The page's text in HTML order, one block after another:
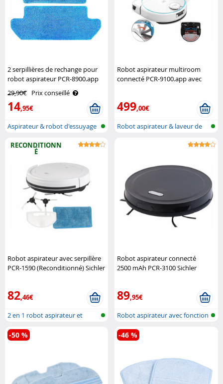
2 serpillières de rechange pour
robot aspirateur PCR-8900.app
29,90€ Prix conseillé
14,95€
Aspirateur & robot d'essuyage
Robot aspirateur multiroom
connecté PCR-9100.app avec
499,00€
Robot aspirateur & laveur de
RECONDITIONN
É
Robot aspirateur avec serpillère
PCR-1590 (Reconditionné) Sichler
82,46€
2 en 1 robot aspirateur et
nettoyeu..
Robot aspirateur connecté
2500 mAh PCR-3100 Sichler
89,95€
Robot aspirateur avec fonction
de n..
-50 % -46 %